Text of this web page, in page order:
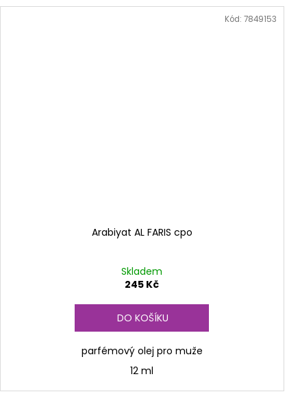
Arabiyat AL FARIS cpo
Skladem
245 Kč
DO KOŠÍKU
parfémový olej pro muže
12 ml
Kód: 7849153